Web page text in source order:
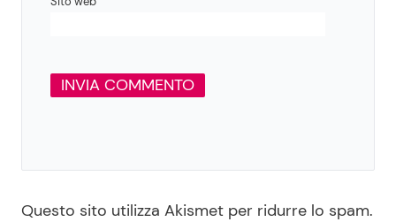
Questo sito utilizza Akismet per ridurre lo spam.